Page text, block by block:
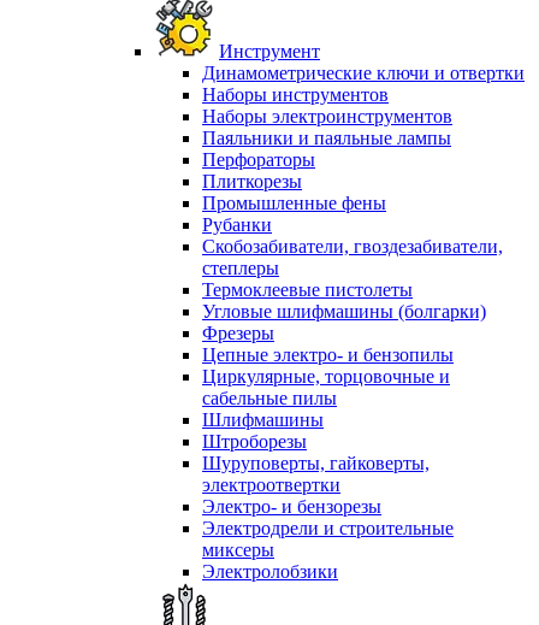
Инструмент
Динамометрические ключи и отвертки
Наборы инструментов
Наборы электроинструментов
Паяльники и паяльные лампы
Перфораторы
Плиткорезы
Промышленные фены
Рубанки
Скобозабиватели, гвоздезабиватели,
степлеры
Термоклеевые пистолеты
Угловые шлифмашины (болгарки)
Фрезеры
Цепные электро- и бензопилы
Циркулярные, торцовочные и
сабельные пилы
Шлифмашины
Штроборезы
Шуруповерты, гайковерты,
электроотвертки
Электро- и бензорезы
Электродрели и строительные
миксеры
Электролобзики